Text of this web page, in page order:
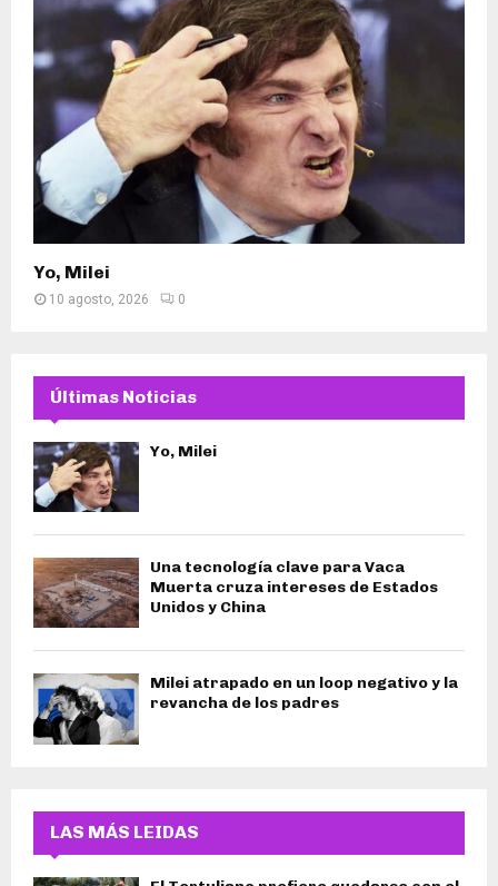
Yo, Milei
10 agosto, 2026 0
Últimas Noticias
Yo, Milei
Una tecnología clave para Vaca
Muerta cruza intereses de Estados
Unidos y China
Milei atrapado en un loop negativo y la
revancha de los padres
LAS MÁS LEIDAS